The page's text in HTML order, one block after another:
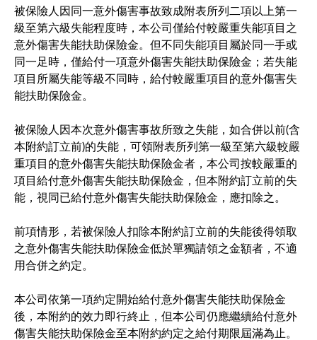
被保險人因同一意外傷害事故致成附表所列二項以上第一
級至第六級失能程度時，本公司僅給付較嚴重失能項目之
意外傷害失能扶助保險金。但不同失能項目屬於同一手或
同一足時，僅給付一項意外傷害失能扶助保險金；若失能
項目所屬失能等級不同時，給付較嚴重項目的意外傷害失
能扶助保險金。
被保險人因本次意外傷害事故所致之失能，如合併以前(含
本附約訂立前)的失能，可領附表所列第一級至第六級較嚴
重項目的意外傷害失能扶助保險金者，本公司按較嚴重的
項目給付意外傷害失能扶助保險金，但本附約訂立前的失
能，視同已給付意外傷害失能扶助保險金，應扣除之。
前項情形，若被保險人扣除本附約訂立前的失能後得領取
之意外傷害失能扶助保險金低於單獨請領之金額者，不適
用合併之約定。
本公司依第一項約定開始給付意外傷害失能扶助保險金
後，本附約的效力即行終止，但本公司仍應繼續給付意外
傷害失能扶助保險金至本附約約定之給付期限屆滿為止。